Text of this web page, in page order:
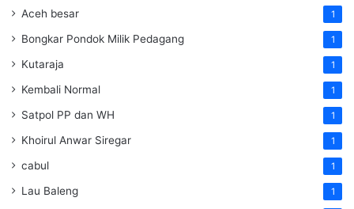
Aceh besar 1
Bongkar Pondok Milik Pedagang 1
Kutaraja 1
Kembali Normal 1
Satpol PP dan WH 1
Khoirul Anwar Siregar 1
cabul 1
Lau Baleng 1